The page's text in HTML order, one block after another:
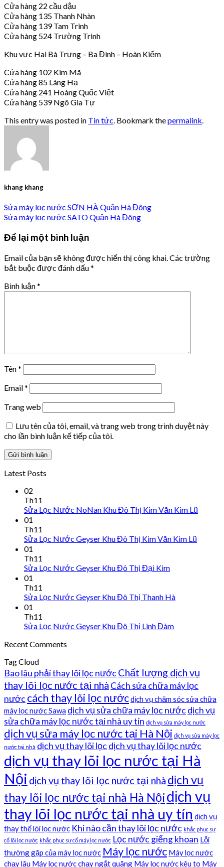
Cửa hàng 22 cầu dậu
Cửa hàng 135 Thanh Nhàn
Cửa hàng 139 Tam Trinh
Cửa hàng 524 Trường Trinh
Khu vực Hai Bà Trưng – Ba Đình – Hoàn Kiếm
Cửa hàng 102 Kim Mã
Cửa hàng 85 Láng Hạ
Cửa hàng 241 Hoàng Quốc Việt
Cửa hàng 539 Ngô Gia Tự
This entry was posted in Tin tức. Bookmark thepermalink.
khang khang
Sửa máy lọc nước SƠN HÀ Quận Hà Đông
Sửa máy lọc nước SATO Quận Hà Đông
Để lại một bình luận
Email của bạn sẽ không được hiển thị công khai. Các trường
bắt buộc được đánh dấu*
Bình luận*
Tên*
Email*
Trang web
Lưu tên của tôi, email, và trang web trong trình duyệt này
cho lần bình luận kế tiếp của tôi.
Latest Posts
02
Th11
Sửa Lọc Nước NoNan Khu Đô Thị Kim Văn Kim Lũ
01
Th11
Sửa Lọc Nước Geyser Khu Đô Thị Kim Văn Kim Lũ
01
Th11
Sửa Lọc Nước Geyser Khu Đô Thị Đại Kim
01
Th11
Sửa Lọc Nước Geyser Khu Đô Thị Thanh Hà
01
Th11
Sửa Lọc Nước Geyser Khu Đô Thị Linh Đàm
Recent Comments
Tag Cloud
Bao lâu phải thay lõi lọc nước Chất lượng dịch vụ
thay lõi lọc nước tại nhà Cách sửa chữa máy lọc
nước cách thay lõi lọc nướcdịch vụ chăm sóc sửa chữa
máy lọc nước Sawa dịch vụ sửa chữa máy lọc nước dịch vụ
sửa chữa máy lọc nước tại nhà uy tín dịch vụ sửa máy lọc nước
dịch vụ sửa máy lọc nước tại Hà Nội dịch vụ sửa máy lọc
nước tại nhà dịch vụ thay lõi lọc dịch vụ thay lõi lọc nước
dịch vụ thay lõi lọc nước tại Hà
Nội dịch vụ thay lõi lọc nước tại nhà dịch vụ
thay lõi lọc nước tại nhà Hà Nộidịch vụ
thay lõi lọc nước tại nhà uy tín dịch vụ
thay thế lõi lọc nước Khi nào cần thay lõi lọc nước khắc phục sự
cố lõi lọc nước khắc phục sự cố máy lọc nước Lọc nước giếng khoan Lỗi
thường gặp của máy lọc nước Máy lọc nước Máy lọc nước
chạy lâu Máy lọc nước chạy ngắt quãng Máy lọc nước kêu to Máy